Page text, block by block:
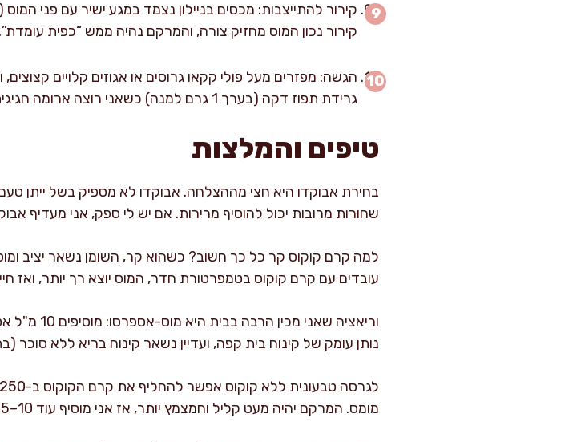
קירור נכון המוס מחזיק צורה, והמרקם נהיה ממש “כפית עומדת”.
הגשה: מפזרים מעל פולי קקאו גרוסים או אגוזים קלויים
גרידת תפוז דקה (בערך 1 גרם למנה) כשאני רוצה ארומה חגיגית.
טיפים והמלצות
בחירת אבוקדו היא חצי מההצלחה. אבוקדו לא מספיק בשל ייתן
שחורות מרובות יכול להוסיף מרירות. אם יש לי ספק, אני מעדיף
למה קרם קוקוס קר כל כך חשוב? כשהוא קר, השומן נשאר יציב
עובדים עם קרם קוקוס בטמפרטורת חדר, המוס יוצא רך יותר, ואז
נותן עומק של קינוח בית קפה, ועדיין נשאר קינוח בריא ללא סוכר
מומס. המרקם יהיה מעט קליל וחמצמץ יותר, אז אני מוסיף עוד 10–15 מ"ל מייפל ומקפיד על קירור לילה.